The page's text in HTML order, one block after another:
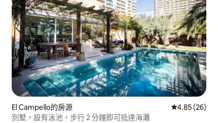
El Campello的房源 從 26 則評價
4.85 (26)
別墅，設有泳池，步行 2 分鐘即可抵達海灘